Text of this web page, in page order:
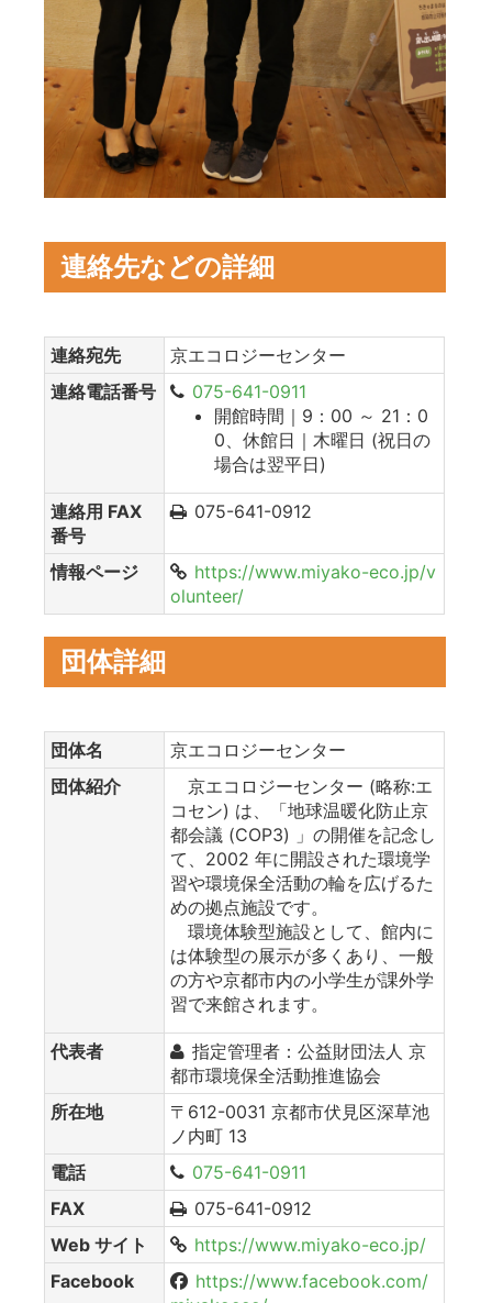
連絡先などの詳細
連絡宛先
京エコロジーセンター
連絡電話番号
075-641-0911
開館時間｜9：00 ～ 21：0
0、休館日｜木曜日 (祝日の
場合は翌平日)
連絡用 FAX
番号
075-641-0912
情報ページ
https://www.miyako-eco.jp/v
olunteer/
団体詳細
団体名
京エコロジーセンター
団体紹介
京エコロジーセンター (略称:エ
コセン) は、「地球温暖化防止京
都会議 (COP3) 」の開催を記念し
て、2002 年に開設された環境学
習や環境保全活動の輪を広げるた
めの拠点施設です。
環境体験型施設として、館内に
は体験型の展示が多くあり、一般
の方や京都市内の小学生が課外学
習で来館されます。
代表者
指定管理者：公益財団法人 京
都市環境保全活動推進協会
所在地
〒612-0031 京都市伏見区深草池
ノ内町 13
電話
075-641-0911
FAX
075-641-0912
Web サイト
https://www.miyako-eco.jp/
Facebook
https://www.facebook.com/